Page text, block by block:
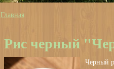
Вы здесь
Главная
Рис черный
Черный